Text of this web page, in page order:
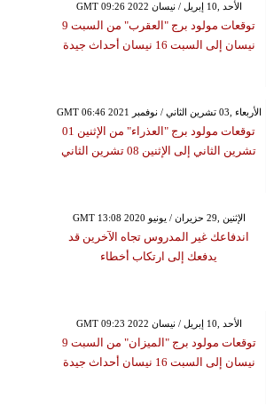
GMT 09:26 2022 الأحد ,10 إبريل / نيسان
توقعات مولود برج "العقرب" من السبت 9
نيسان إلى السبت 16 نيسان أحداث جيدة
GMT 06:46 2021 الأربعاء ,03 تشرين الثاني / نوفمبر
توقعات مولود برج "العذراء" من الإثنين 01
تشرين الثاني إلى الإثنين 08 تشرين الثاني
GMT 13:08 2020 الإثنين ,29 حزيران / يونيو
اندفاعك غير المدروس تجاه الآخرين قد
يدفعك إلى ارتكاب أخطاء
GMT 09:23 2022 الأحد ,10 إبريل / نيسان
توقعات مولود برج "الميزان" من السبت 9
نيسان إلى السبت 16 نيسان أحداث جيدة